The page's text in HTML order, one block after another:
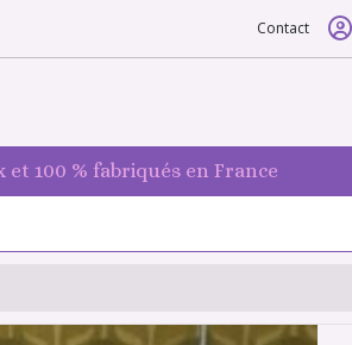
Contact
100 % fabriqués en France